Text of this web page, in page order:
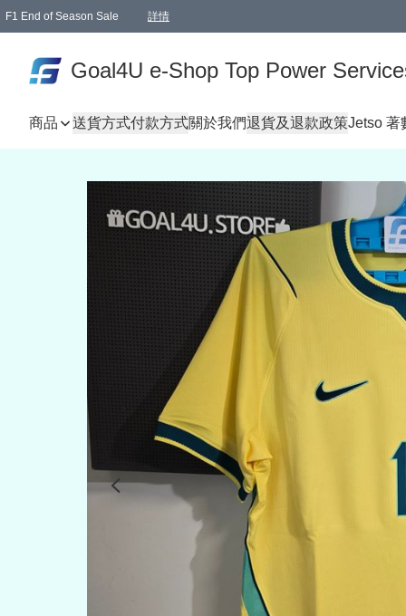
F1 End of Season Sale 詳情
Goal4U e-Shop Top Power
商品 送貨方式付款方式關於我們退貨及退款政策Jetso 著